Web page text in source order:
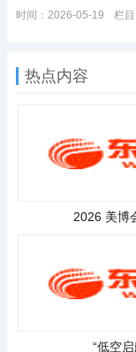
时间：2026-05-19 栏目
热点内容
2026 美博
“低空